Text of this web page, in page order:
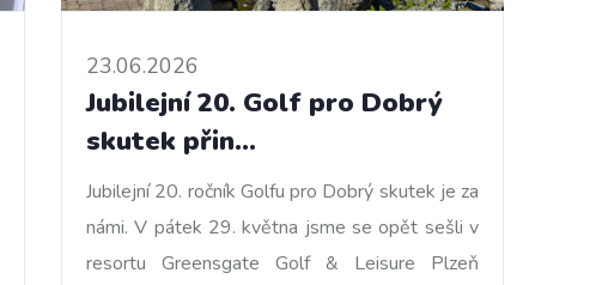
23.06.2026
Jubilejní 20. Golf pro Dobrý
skutek přin…
Jubilejní 20. ročník Golfu pro Dobrý skutek je za
námi. V pátek 29. května jsme se opět sešli v
resortu Greensgate Golf & Leisure Plzeň